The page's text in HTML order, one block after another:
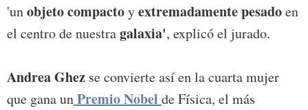
'unobjeto compactoyextremadamente pesadoen
el centro de nuestragalaxia', explicó el jurado.
Andrea Ghez se convierte así en la cuarta mujer
que gana unPremio Nobel de Física, el más